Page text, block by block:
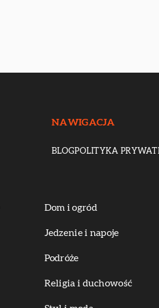
NAWIGACJA
BLOGPOLITYKA
Dom i ogród
Jedzenie i napoje
Podróże
Religia i duchowość